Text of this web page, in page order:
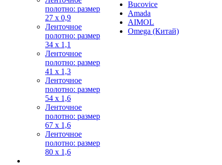
полотно: размер
27 х 0,9
Ленточное
полотно: размер
34 х 1,1
Ленточное
полотно: размер
41 х 1,3
Ленточное
полотно: размер
54 х 1,6
Ленточное
полотно: размер
67 х 1,6
Ленточное
полотно: размер
80 х 1,6
Bucovice
Amada
AIMOL
Omega (Китай)